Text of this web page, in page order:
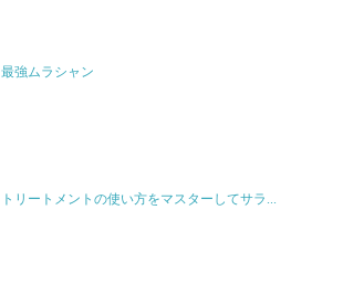
最強ムラシャン
トリートメントの使い方をマスターしてサラ...